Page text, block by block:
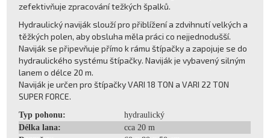
zefektivňuje zpracování težkých špalků.
Hydraulický naviják slouží pro přiblížení a zdvihnutí velkých a
těžkých polen, aby obsluha měla práci co nejjednodušší.
Naviják se připevňuje přímo k rámu štípačky a zapojuje se do
hydraulického systému štípačky. Naviják je vybavený silným
lanem o délce 20 m.
Naviják je určen pro štípačky VARI 18 TON a VARI 22 TON
SUPER FORCE.
Typ pohonu:
hydraulický
Délka lana:
cca 20 m